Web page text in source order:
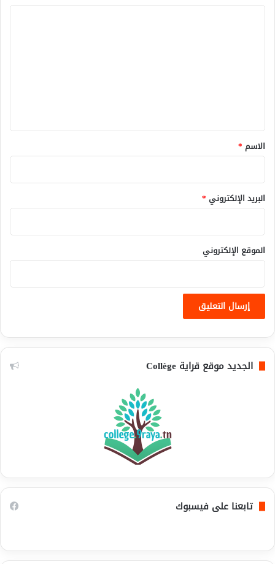
*
الاسم *
البريد الإلكتروني *
الموقع الإلكتروني
الجديد موقع قراية Collège
تابعنا على فيسبوك